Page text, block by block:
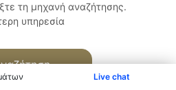
Live chat
τη μηχανή αναζήτησης.
υπηρεσία